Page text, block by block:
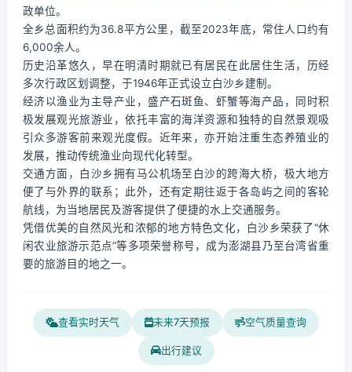
政单位。
全乡总面积约为36.8平方公里，截至2023年底，常住人口约有
6,000余人。
历史沿革悠久，早在明清时期就已有居民在此居住生活，历经
多次行政区划调整，于1946年正式设立白沙乡建制。
经济以渔业为主导产业，盛产石斑鱼、虾蟹等海产品，同时积
极发展观光旅游业，依托丰富的海洋资源和独特的自然景观吸
引众多游客前来观光度假。近年来，亦开始注重生态养殖业的
发展，推动传统渔业向现代化转型。
交通方面，白沙乡拥有马公机场至白沙的跨海大桥，极大地方
便了与外界的联系；此外，还有定期往返于各岛屿之间的客轮
航线，为当地居民及游客提供了便捷的水上交通服务。
凭借优美的自然风光和浓郁的地方特色文化，白沙乡荣获了“休
闲农业旅游示范点”等多项荣誉称号，成为澎湖县乃至台湾省重
要的旅游目的地之一。
查看实时天气 未来7天预报 空气质量查询
出行建议